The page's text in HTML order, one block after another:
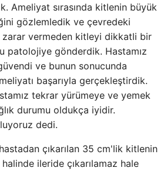
Ameliyat sırasında kitlenin büyük
gözlemledik ve çevredeki
vermeden kitleyi dikkatli bir
patolojiye gönderdik. Hastamız
ve bunun sonucunda
başarıyla gerçekleştirdik.
tekrar yürümeye ve yemek
durumu oldukça iyidir.
dedi.
çıkarılan 35 cm'lik kitlenin
halinde ileride çıkarılamaz hale